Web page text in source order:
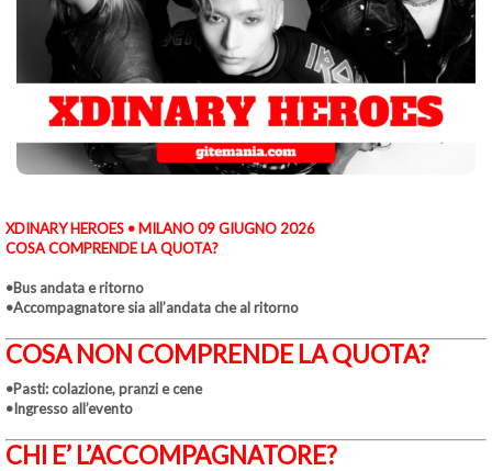
XDINARY HEROES • MILANO 09 GIUGNO 2026
COSA COMPRENDE LA QUOTA?
•Bus andata e ritorno
•Accompagnatore sia all’andata che al ritorno
COSA NON COMPRENDE LA QUOTA?
•Pasti: colazione, pranzi e cene
•Ingresso all’evento
CHI E’ L’ACCOMPAGNATORE?